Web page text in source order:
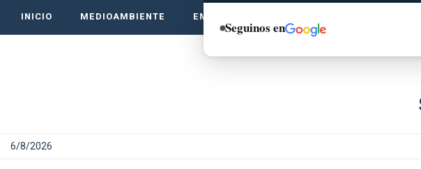
INICIO MEDIOAMBIENTE EMPRENDE VERDE
6/8/2026
Seguinos en